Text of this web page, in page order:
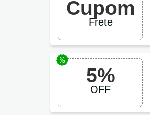
Cupom
Frete
5%
OFF